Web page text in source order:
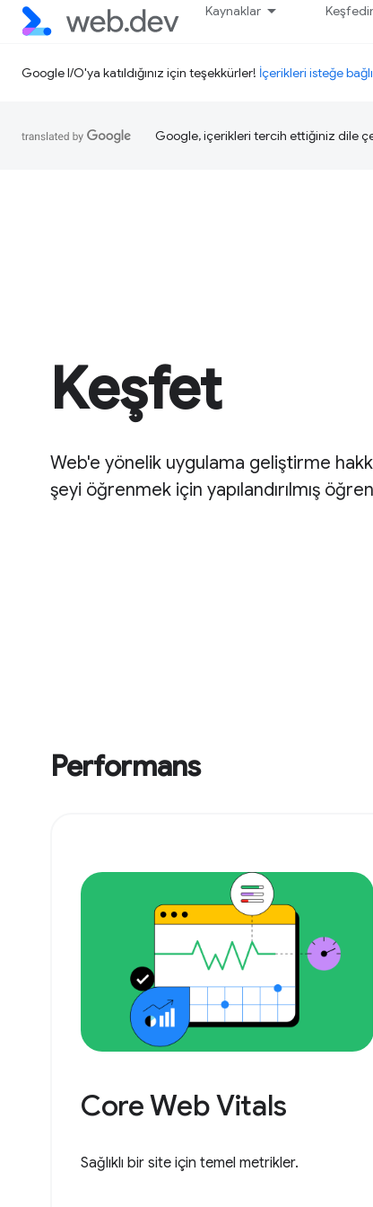
Kaynaklar
Google I/O'ya katıldığınız için teşekkürler! İçerikleri isteğe
Google, içerikleri tercih ettiğiniz dile
Keşfet
Web'e yönelik uygulama geliştirme
şeyi öğrenmek için yapılandırılmış
Performans
Core Web Vitals
Sağlıklı bir site için temel metrikler.